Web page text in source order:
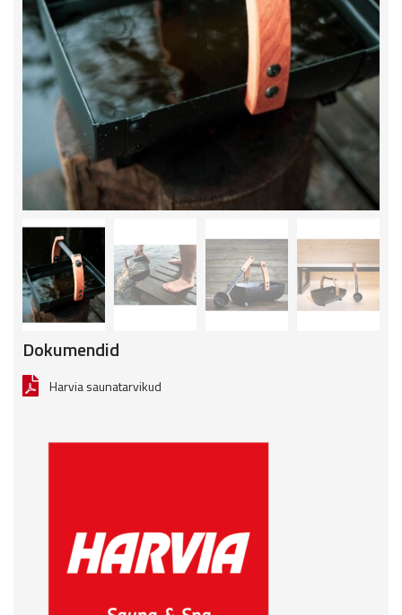
Dokumendid
Harvia saunatarvikud